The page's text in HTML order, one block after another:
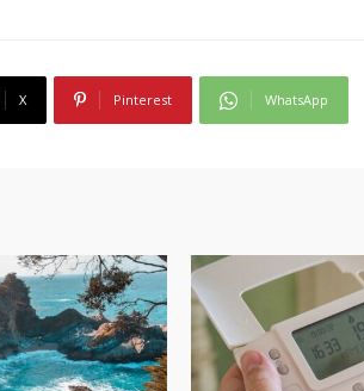
X Pinterest WhatsApp